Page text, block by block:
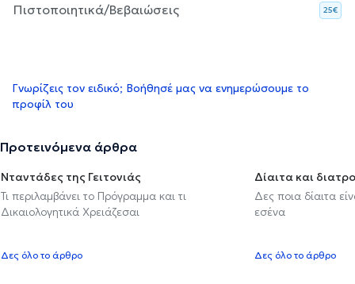
Πιστοποιητικά/Βεβαιώσεις 25€
Γνωρίζεις τον ειδικό; Βοήθησέ μας να ενημερώσουμε το
προφίλ του
Προτεινόμενα άρθρα
Νταντάδες της Γειτονιάς
Τι περιλαμβάνει το Πρόγραμμα και τι
Δικαιολογητικά Χρειάζεσαι
Δες όλο το άρθρο
Δίαιτα και
Δες ποια δίαιτα
εσένα
Δες όλο το άρθρο